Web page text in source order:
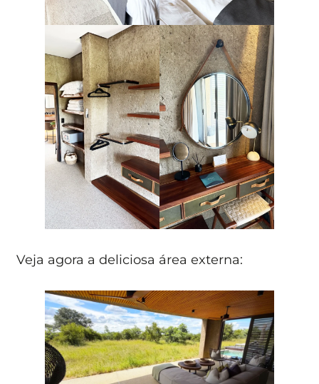
Veja agora a deliciosa área externa: